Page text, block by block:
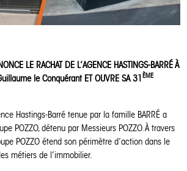
LE RACHAT DE L’AGENCE HASTINGS-BARRÉ À
le Conquérant ET OUVRE SA 31ÈME
Hastings-Barré tenue par la famille BARRÉ a
POZZO, détenu par Messieurs POZZO. À travers
POZZO étend son périmètre d’action dans le
métiers de l’immobilier.